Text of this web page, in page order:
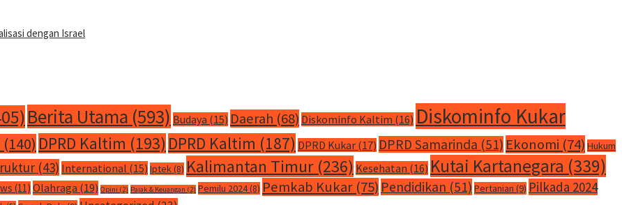
dengan Israel
Berita Utama (593) Budaya (15) Daerah (68) Diskominfo Kaltim (16) Diskominfo Kukar
(140) DPRD Kaltim (193) DPRD Kaltim (187) DPRD Kukar (17) DPRD Samarinda (51) Ekonomi (74) Hukum
(43) International (15) Iptek(8) Kalimantan Timur (236) Kesehatan (16) Kutai Kartanegara (339)
(11) Olahraga (19) Opini (2) Pajak & Keuangan (2) Pemilu 2024(8) Pemkab Kukar (75) Pendidikan (51) Pertanian (9) Pilkada 2024